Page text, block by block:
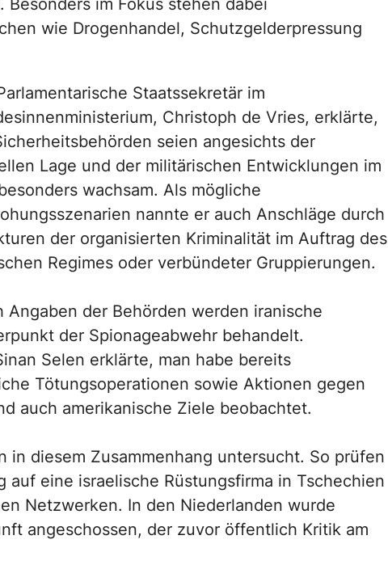
im Fokus stehen dabei
wie Drogenhandel, Schutzgelderpressung
Staatssekretär im
Christoph de Vries, erklärte,
seien angesichts der
Lage und der militärischen Entwicklungen im
wachsam. Als mögliche
nannte er auch Anschläge durch
der organisierten Kriminalität im Auftrag des
Regimes oder verbündeter Gruppierungen.
Angaben der Behörden werden iranische
der Spionageabwehr behandelt.
Selen erklärte, man habe bereits
Tötungsoperationen sowie Aktionen gegen
auch amerikanische Ziele beobachtet.
diesem Zusammenhang untersucht. So prüfen
auf eine israelische Rüstungsfirma in Tschechien
Netzwerken. In den Niederlanden wurde
angeschossen, der zuvor öffentlich Kritik am